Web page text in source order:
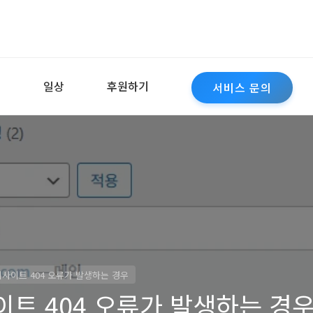
일상 후원하기 서비스 문의
이트 404 오류가 발생하는 경우
트 404 오류가 발생하는 경우